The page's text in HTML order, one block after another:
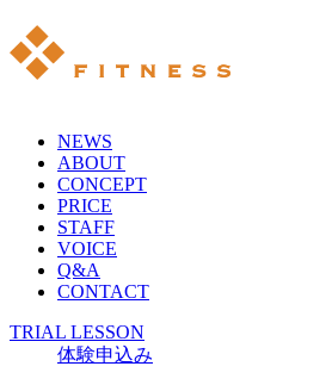
NEWS
ABOUT
CONCEPT
PRICE
STAFF
VOICE
Q&A
CONTACT
TRIAL LESSON
体験申込み